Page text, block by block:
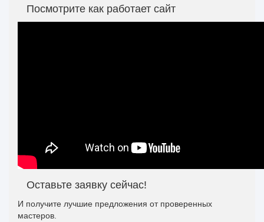
Посмотрите как работает сайт
Оставьте заявку сейчас!
И получите лучшие предложения от проверенных
мастеров.